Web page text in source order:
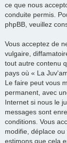
ce que nous
conduite permis.
phpBB, veuillez
Vous acceptez de
vulgaire,
tout autre contenu
pays où « La
Le faire peut vous
permanent, avec
Internet si nous le
messages sont
conditions. Vous
modifie, déplace
estimons que cela